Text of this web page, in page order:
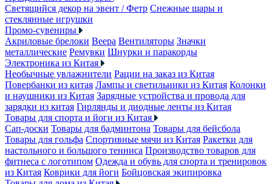
Светящийся декор на эвент / Фетр Снежные шары и
стеклянные игрушки
Промо-сувениры
Акриловые брелоки Веера Вентиляторы Значки
металлические Ремувки Шнурки и паракорды
Электроника из Китая
Необычные увлажнители Рации на заказ из Китая
Повербанки из китая Лампы и светильники из Китая Колонки
и наушники из Китая Зарядные устройства и провода для
зарядки из китая Гирлянды и диодные ленты из Китая
Товары для спорта и йоги из Китая
Сап-доски Товары для бадминтона Товары для бейсбола
Товары для гольфа Спортивные мячи из Китая Ракетки для
настольного и большого тенниса Производство товаров для
фитнеса с логотипом Одежда и обувь для спорта и тренировок
из Китая Коврики для йоги Бойцовская экипировка